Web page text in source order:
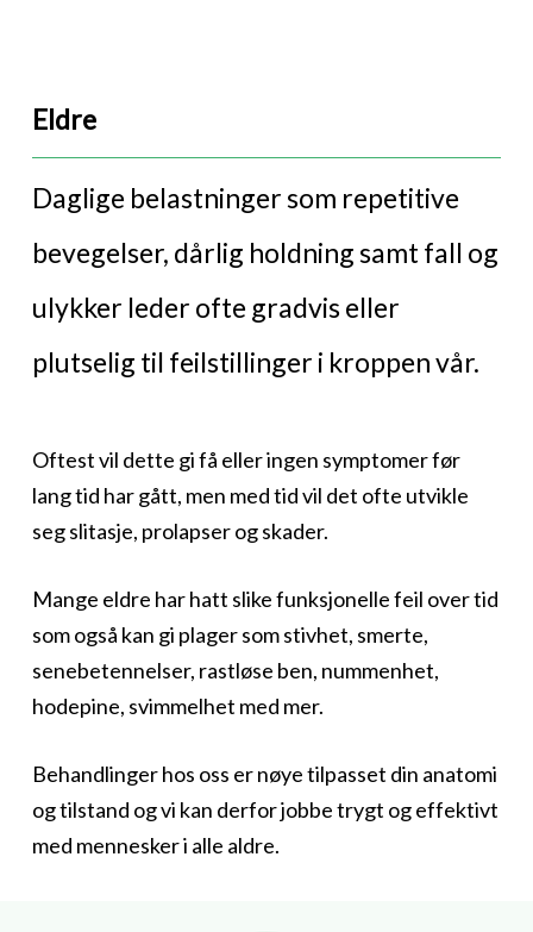
Eldre
Daglige belastninger som repetitive
bevegelser, dårlig holdning samt fall og
ulykker leder ofte gradvis eller
plutselig til feilstillinger i kroppen vår.
Oftest vil dette gi få eller ingen symptomer før
lang tid har gått, men med tid vil det ofte utvikle
seg slitasje, prolapser og skader.
Mange eldre har hatt slike funksjonelle feil over tid
som også kan gi plager som stivhet, smerte,
senebetennelser, rastløse ben, nummenhet,
hodepine, svimmelhet med mer.
Behandlinger hos oss er nøye tilpasset din anatomi
og tilstand og vi kan derfor jobbe trygt og effektivt
med mennesker i alle aldre.